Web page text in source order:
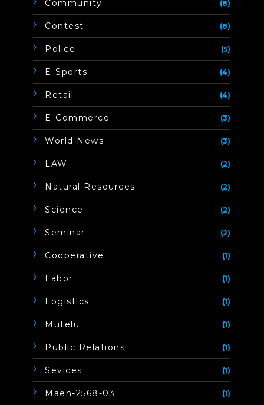
Community (8)
Contest (8)
Police (5)
E-Sports (4)
Retail (4)
E-Commerce (3)
World News (3)
LAW (2)
Natural Resources (2)
Science (2)
Seminar (2)
Cooperative (1)
Labor (1)
Logistics (1)
Mutelu (1)
Public Relations (1)
Sevices (1)
Maeh-2568-03 (1)